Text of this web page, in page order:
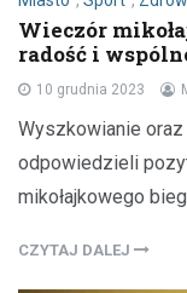
Wieczór
radość i
10 grudnia 2023
Wyszkowianie
odpowiedzieli
mikołajkowego
CZYTAJ DALEJ